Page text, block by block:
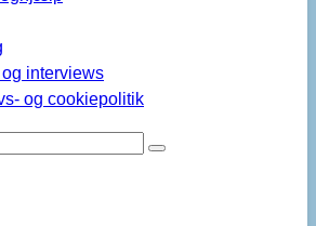
interviews
og cookiepolitik